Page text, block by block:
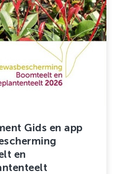
Gids en app
en